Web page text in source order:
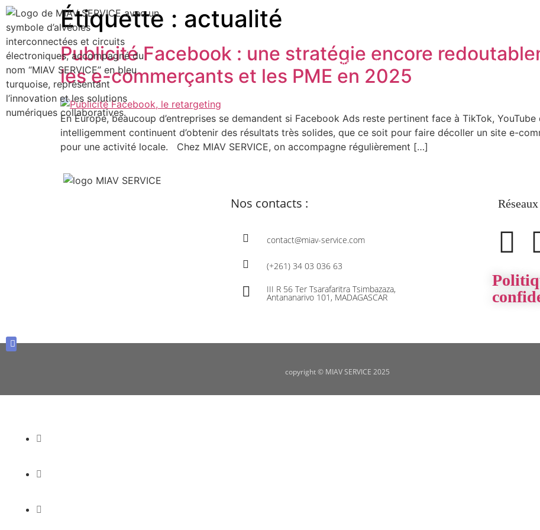
ACCUEIL PRÉSENTATION SOLUTIONS ET SERVICES
Étiquette : actualité
Publicité Facebook : une stratégie encore
les e-commerçants et les PME en 2025
En Europe, beaucoup d’entreprises se demandent si Facebook Ads reste pertinent face à TikTok,
intelligemment continuent d’obtenir des résultats très solides, que ce soit pour faire décoller un site e-
pour une activité locale. Chez MIAV SERVICE, on accompagne régulièrement […]
Nos contacts :
contact@miav-service.com
(+261) 34 03 036 63
III R 56 Ter Tsarafaritra Tsimbazaza,
Antananarivo 101, MADAGASCAR
copyright © MIAV SERVICE 2025